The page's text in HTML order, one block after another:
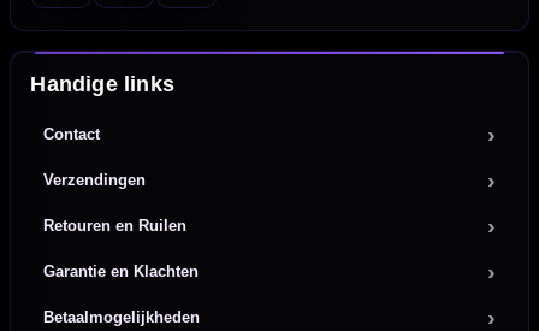
Handige links
Contact
Verzendingen
Retouren en Ruilen
Garantie en Klachten
Betaalmogelijkheden